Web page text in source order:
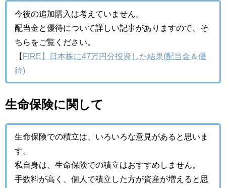
今後の追加購入は考えていません。
配当金と優待について詳しい記事がありますので、そ
ちらをご覧ください。
【 FIRE】日本株に47万円分投資した結果(配当金＆優
待)
生命保険に関して
生命保険での積立は、いろいろな意見があると思いま
す。
私自身は、生命保険での積立はおすすめしません。
手数料が高く、個人で積立した方が資産が増えると思